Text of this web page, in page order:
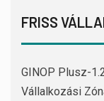
FRISS
GINOP Plusz-
Vállalkozási